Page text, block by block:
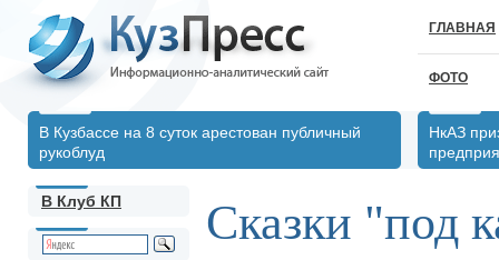
ГЛАВНАЯ
ФОТО
В Кузбассе на 8 суток арестован публичный
рукоблуд
НкАЗ
В Клуб КП Сказки "под